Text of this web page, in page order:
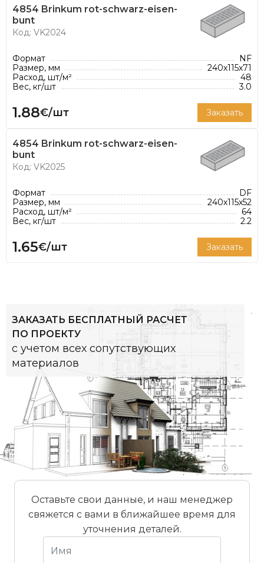
4854 Brinkum rot-schwarz-eisen-
bunt
Код: VK2024
Формат
NF
Размер, мм
240х115х71
Расход, шт/м²
48
Вес, кг/шт
3.0
1.88€/шт Заказать
4854 Brinkum rot-schwarz-eisen-
bunt
Код: VK2025
Формат
DF
Размер, мм
240х115х52
Расход, шт/м²
64
Вес, кг/шт
2.2
1.65€/шт Заказать
ЗАКАЗАТЬ БЕСПЛАТНЫЙ РАСЧЕТ
ПО ПРОЕКТУ
с учетом всех сопутствующих
материалов
Оставьте свои данные, и наш менеджер
свяжется с вами в ближайшее время для
уточнения деталей.